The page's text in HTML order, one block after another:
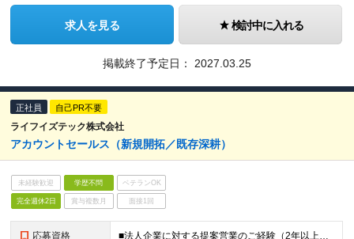
求人を見る 検討中に入れる
掲載終了予定日： 2027.03.25
正社員 自己PR不要
ライフイズテック株式会社
アカウントセールス（新規開拓／既存深耕）
未経験歓迎 学歴不問 ベテランOK
完全週休2日 賞与複数月 面接1回
応募資格 ■法人企業に対する提案営業のご経験（2年以上） ■業績目標を定常的に達成されてきたご実績 ■学歴不問 ＜求める⼈物像＞ ・未来を担う次世代が活躍する社会を⼀緒に作りたい⽅ ・短期間で必要な知識とスキ